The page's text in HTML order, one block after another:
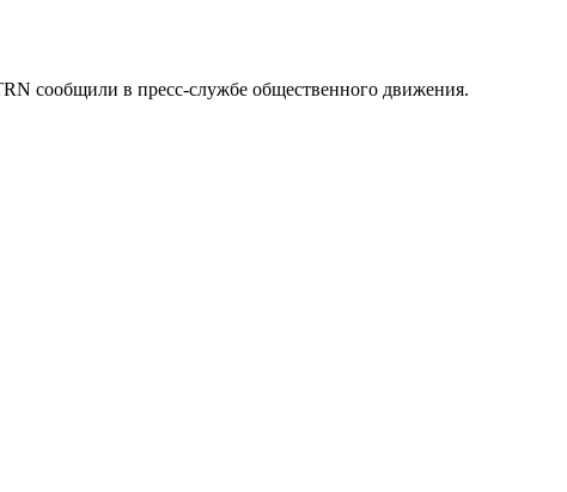
сообщили в пресс-службе общественного движения.